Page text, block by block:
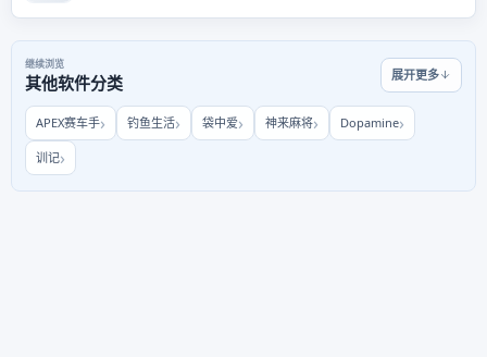
继续浏览
其他软件分类 展开更多
APEX赛车手 钓鱼生活 袋中爱 神来麻将 Dopamine
训记